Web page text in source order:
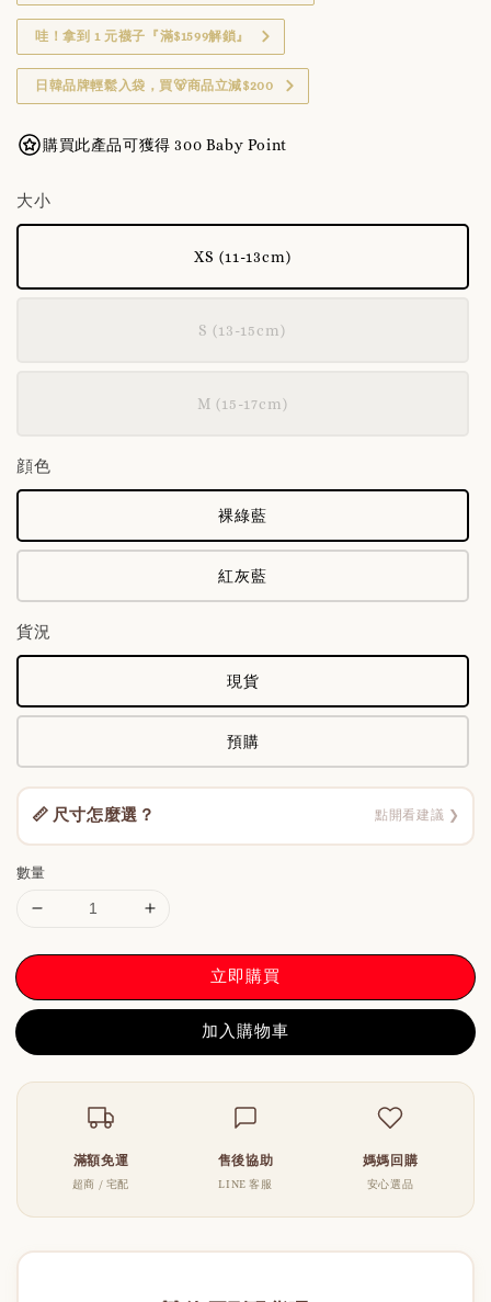
哇！拿到 1 元襪子『滿$1599解鎖』
日韓品牌輕鬆入袋，買🐻商品立減$200
購買此產品可獲得 300 Baby Point
大小
XS (11-13cm)
S (13-15cm)
M (15-17cm)
顔色
裸綠藍
紅灰藍
貨況
現貨
預購
📏 尺寸怎麼選？ 點開看建議 ❯
數量
立即購買
加入購物車
滿額免運
超商 / 宅配
售後協助
LINE 客服
媽媽回購
安心選品